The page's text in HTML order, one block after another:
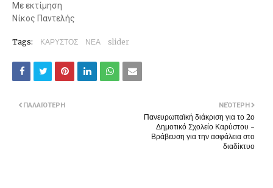
Με εκτίμηση
Νίκος Παντελής
Tags: ΚΑΡΥΣΤΟΣ ΝΕΑ slider
ΝΕΌΤΕΡΗ
Πανευρωπαϊκή διάκριση για το 2ο
Δημοτικό Σχολείο Καρύστου -
Βράβευση για την ασφάλεια στο
διαδίκτυο
ΠΑΛΑΙΌΤΕΡΗ